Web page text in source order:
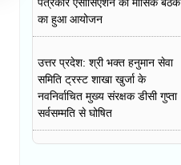
का हुआ आयोजन
उत्तर प्रदेश: श्री भक्त हनुमान सेवा
समिति ट्रस्ट शाखा खुर्जा के
नवनिर्वाचित मुख्य संरक्षक डीसी गुप्ता
सर्वसम्मति से घोषित